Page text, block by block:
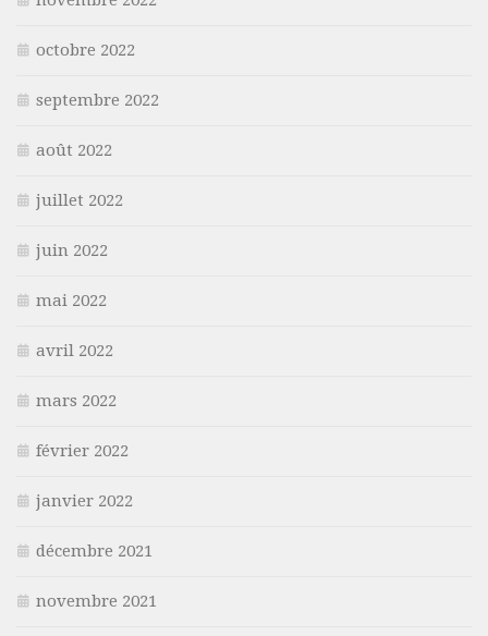
octobre 2022
septembre 2022
août 2022
juillet 2022
juin 2022
mai 2022
avril 2022
mars 2022
février 2022
janvier 2022
décembre 2021
novembre 2021